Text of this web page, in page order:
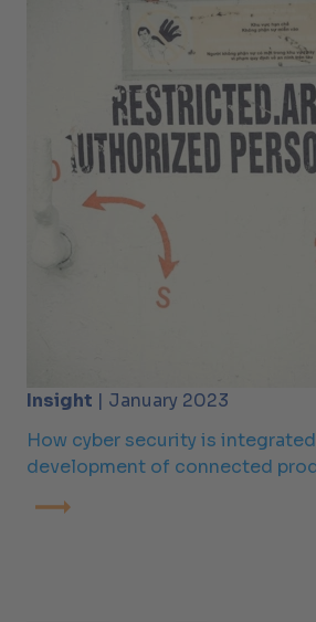
Insight | January 2023
How cyber security is
development of connected